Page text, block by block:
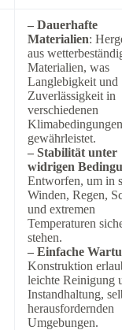
– Dauerhafte
Materialien:
aus
Materialien, was
Langlebigkeit und
Zuverlässigkeit in
verschiedenen
Klimabedingungen
gewährleistet.
– Stabilität unter
widrigen
Entworfen, um in
Winden, Regen,
und extremen
Temperaturen
stehen.
– Einfache
Konstruktion
leichte Reinigung
Instandhaltung,
herausfordernden
Umgebungen.